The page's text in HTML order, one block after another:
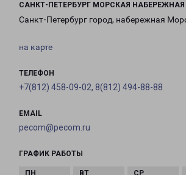
САНКТ-ПЕТЕРБУРГ МОРСКАЯ НАБЕРЕЖНАЯ
Санкт-Петербург город, набережная
на карте
ТЕЛЕФОН
+7(812) 458-09-02, 8(812) 494-88-88
EMAIL
pecom@pecom.ru
ГРАФИК РАБОТЫ